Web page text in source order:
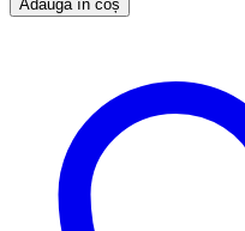
Adaugă în coș